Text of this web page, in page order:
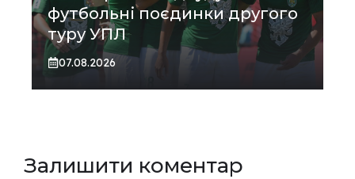
футбольні поєдинки другого
туру УПЛ
07.08.2026
Залишити коментар